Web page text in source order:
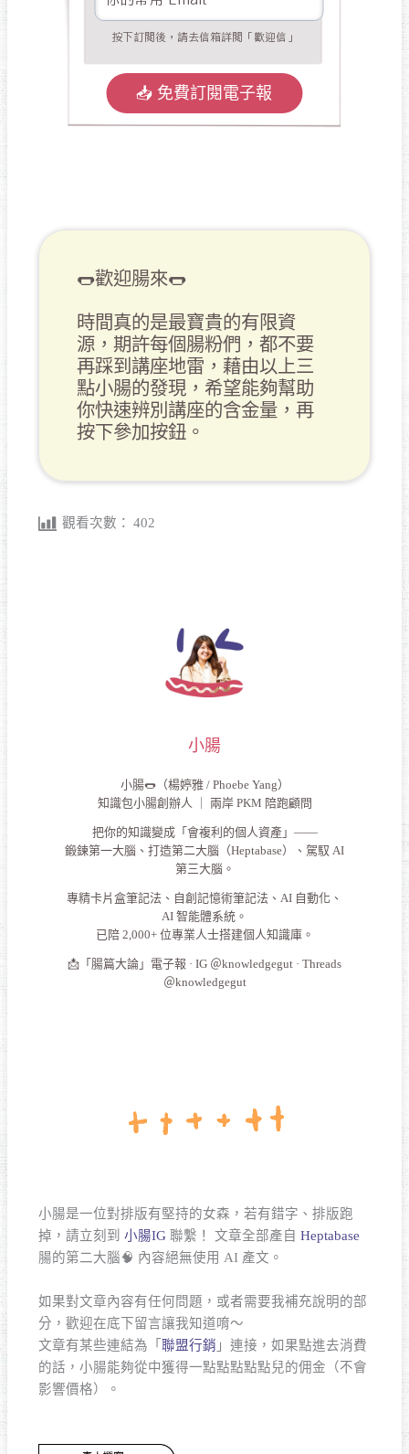
🌭歡迎腸來🌭
時間真的是最寶貴的有限資
源，期許每個腸粉們，都不要
再踩到講座地雷，藉由以上三
點小腸的發現，希望能夠幫助
你快速辨別講座的含金量，再
按下參加按鈕。
觀看次數： 402
小腸
小腸🌭（楊婷雅 / Phoebe Yang）
知識包小腸創辦人 ｜ 兩岸 PKM 陪跑顧問
把你的知識變成「會複利的個人資產」——
鍛鍊第一大腦、打造第二大腦（Heptabase）、駕馭 AI
第三大腦。
專精卡片盒筆記法、自創記憶術筆記法、AI 自動化、
AI 智能體系統。
已陪 2,000+ 位專業人士搭建個人知識庫。
📩「腸篇大論」電子報 · IG ＠knowledgegut · Threads
＠knowledgegut
小腸是一位對排版有堅持的女森，若有錯字、排版跑
掉，請立刻到 小腸IG 聯繫！ 文章全部產自Heptabase
腸的第二大腦🧠 內容絕無使用 AI 產文。
如果對文章內容有任何問題，或者需要我補充說明的部
分，歡迎在底下留言讓我知道唷～
文章有某些連結為「 聯盟行銷 」連接，如果點進去消費
的話，小腸能夠從中獲得一點點點點點兒的佣金（不會
影響價格）。